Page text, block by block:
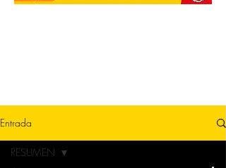
Entrada
RESUMEN